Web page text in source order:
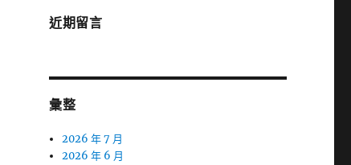
近期留言
彙整
2026 年 7 月
2026 年 6 月